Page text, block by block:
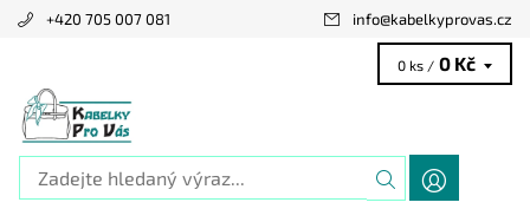
+420 705 007 081 info@kabelkyprovas.cz
0 ks / 0 Kč